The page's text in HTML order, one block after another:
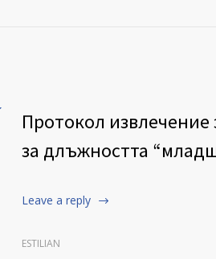
Протокол извлечение
за длъжността
Leave a reply
ESTILIAN